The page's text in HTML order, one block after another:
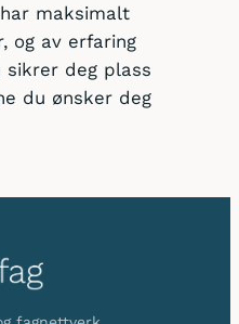
maksimalt
og av erfaring
deg plass
du ønsker deg